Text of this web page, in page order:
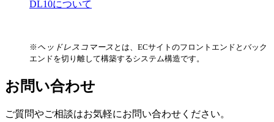
DL10について
※ ヘッドレスコマース とは、ECサイトのフロントエンドとバック
エンドを切り離して構築するシステム構造です。
お問い合わせ
ご質問やご相談はお気軽にお問い合わせください。